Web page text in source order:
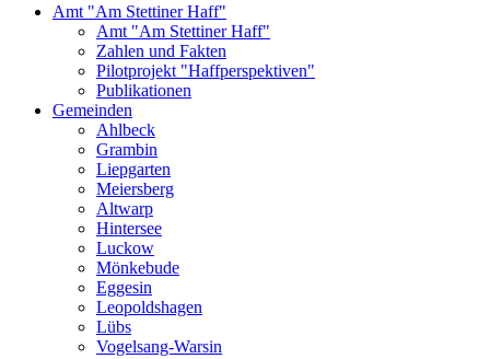
Amt "Am Stettiner Haff"
Amt "Am Stettiner Haff"
Zahlen und Fakten
Pilotprojekt "Haffperspektiven"
Publikationen
Gemeinden
Ahlbeck
Grambin
Liepgarten
Meiersberg
Altwarp
Hintersee
Luckow
Mönkebude
Eggesin
Leopoldshagen
Lübs
Vogelsang-Warsin